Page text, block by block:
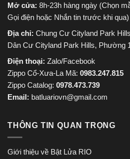
Mở cửa: 8h-23h hàng ngày (Chọn
Gọi điện hoặc Nhắn tin trước khi qua)
Địa chỉ: Chung Cư Cityland Park
Dân Cư Cityland Park Hills, Phường
Điện thoại: Zalo/Facebook
Zippo Cổ-Xưa-La Mã: 0983.247.815
Zippo Catalog: 0978.473.739
Email: batluariovn@gmail.com
THÔNG TIN QUAN TRỌNG
Giới thiệu về Bật Lửa RIO